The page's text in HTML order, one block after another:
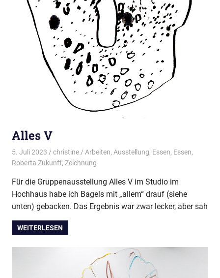
Alles V
5. Juli 2023 christine Arbeiten, Ausstellung, Essen, Essen,
Roberta Zukunft, Zeichnung
Für die Gruppenausstellung Alles V im Studio im
Hochhaus habe ich Bagels mit „allem“ drauf (siehe
unten) gebacken. Das Ergebnis war zwar lecker, aber sah
WEITERLESEN